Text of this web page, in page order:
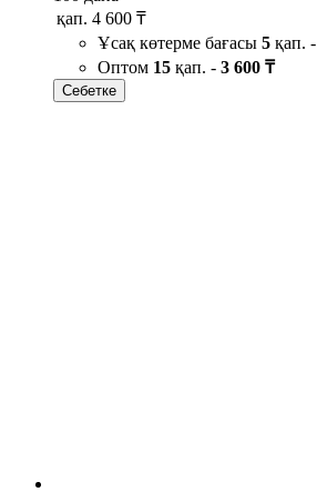
қап. 4 600 ₸
Ұсақ көтерме бағасы 5 қап. -
Оптом 15 қап. - 3 600 ₸
Себетке